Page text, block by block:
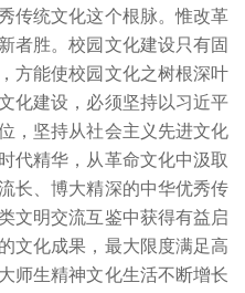
传统文化这个根脉。惟改革
者胜。校园文化建设只有固
方能使校园文化之树根深叶
化建设，必须坚持以习近平
，坚持从社会主义先进文化
代精华，从革命文化中汲取
长、博大精深的中华优秀传
文明交流互鉴中获得有益启
文化成果，最大限度满足高
师生精神文化生活不断增长